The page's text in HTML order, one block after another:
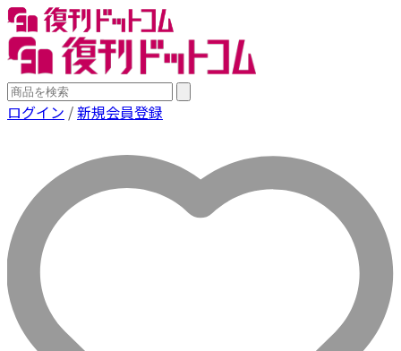
ログイン /新規会員登録